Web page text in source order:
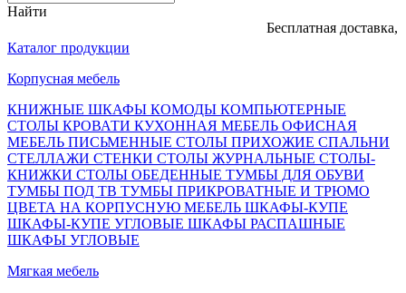
Найти
Бесплатная доставка,
Каталог продукции
Корпусная мебель
КНИЖНЫЕ ШКАФЫ КОМОДЫ КОМПЬЮТЕРНЫЕ
СТОЛЫ КРОВАТИ КУХОННАЯ МЕБЕЛЬ ОФИСНАЯ
МЕБЕЛЬ ПИСЬМЕННЫЕ СТОЛЫ ПРИХОЖИЕ СПАЛЬНИ
СТЕЛЛАЖИ СТЕНКИ СТОЛЫ ЖУРНАЛЬНЫЕ СТОЛЫ-
КНИЖКИ СТОЛЫ ОБЕДЕННЫЕ ТУМБЫ ДЛЯ ОБУВИ
ТУМБЫ ПОД ТВ ТУМБЫ ПРИКРОВАТНЫЕ И ТРЮМО
ЦВЕТА НА КОРПУСНУЮ МЕБЕЛЬ ШКАФЫ-КУПЕ
ШКАФЫ-КУПЕ УГЛОВЫЕ ШКАФЫ РАСПАШНЫЕ
ШКАФЫ УГЛОВЫЕ
Мягкая мебель